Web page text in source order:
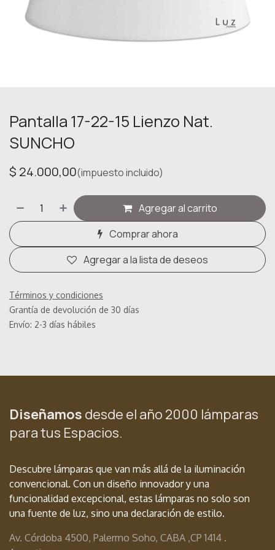
Pantalla 17-22-15 Lienzo Nat.
SUNCHO
$ 24.000,00(impuesto incluido)
Agregar al carrito
Comprar ahora
Agregar a la lista de deseos
Términos y condiciones
Grantía de devolución de 30 días
Envío: 2-3 días hábiles
Diseñamos desde el año 2000 lámparas
para tus Espacios.
Descubre lámparas que van más allá de la iluminación
convencional. Con un diseño innovador y una
funcionalidad excepcional, estas lámparas no solo son
una fuente de luz, sino una declaración de estilo.
Av. Córdoba 4500, Palermo Soho, CABA ,CP 1414 .